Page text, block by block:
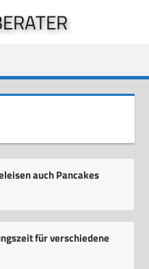
auch Pancakes
für verschiedene